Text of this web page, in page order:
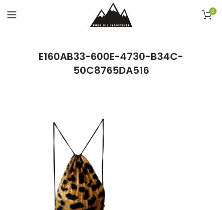
0
E160AB33-600E-4730-B34C-
50C8765DA516